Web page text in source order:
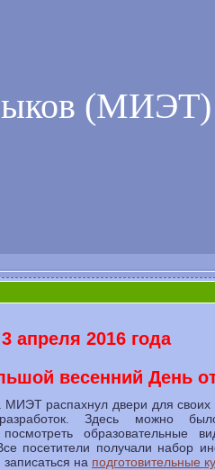
(МИЭТ)
3 апреля 2016 года
весенний День
распахнул двери для своих
Здесь можно
посмотреть образовательные
посетители получали набор
на подготовительные